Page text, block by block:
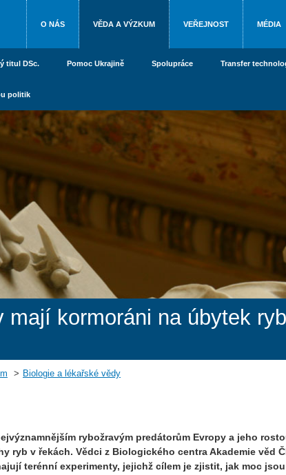
O NÁS VĚDA A VÝZKUM VEŘEJNOST MÉDIA
titul DSc. Pomoc Ukrajině Spolupráce Transfer
politik
mají kormoráni na úbytek
Biologie a lékařské vědy
rybožravým predátorům Evropy a jeho
ryb v řekách. Vědci z Biologického centra Akademie věd
terénní experimenty, jejichž cílem je zjistit, jak moc